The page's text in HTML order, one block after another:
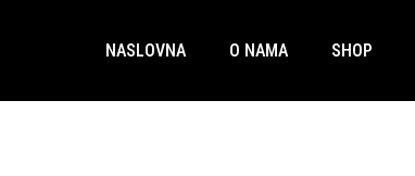
NASLOVNA O NAMA SHOP